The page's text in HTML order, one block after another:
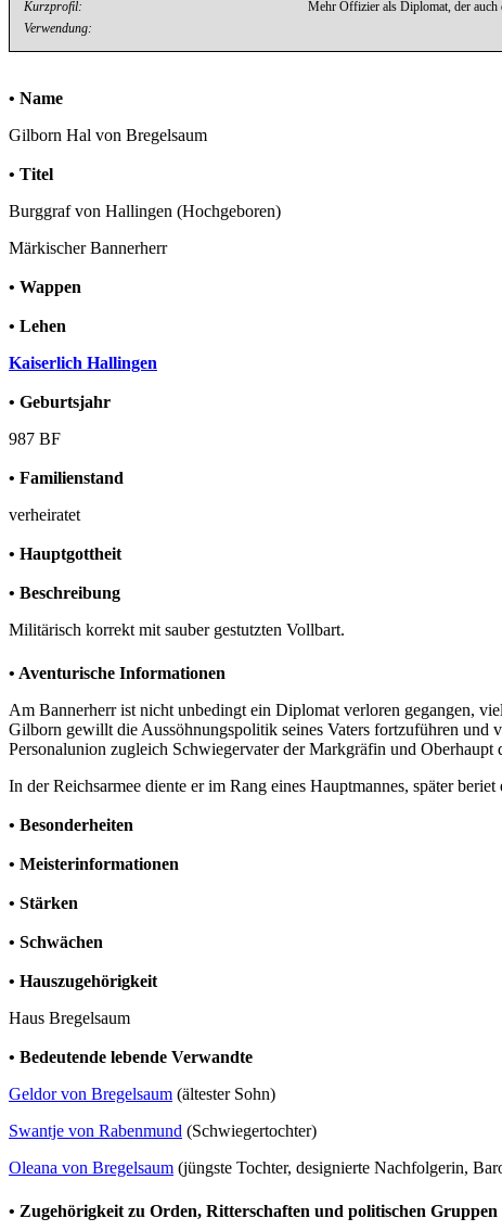
Kurzprofil:
Mehr Offizier als Diplomat, der auch
Verwendung:
• Name
Gilborn Hal von Bregelsaum
• Titel
Burggraf von Hallingen (Hochgeboren)
Märkischer Bannerherr
• Wappen
• Lehen
Kaiserlich Hallingen
• Geburtsjahr
987 BF
• Familienstand
verheiratet
• Hauptgottheit
• Beschreibung
Militärisch korrekt mit sauber gestutzten Vollbart.
• Aventurische Informationen
Am Bannerherr ist nicht unbedingt ein Diplomat verloren gegangen,
Gilborn gewillt die Aussöhnungspolitik seines Vaters fortzuführen und
Personalunion zugleich Schwiegervater der Markgräfin und Oberhaupt
In der Reichsarmee diente er im Rang eines Hauptmannes, später
• Besonderheiten
• Meisterinformationen
• Stärken
• Schwächen
• Hauszugehörigkeit
Haus Bregelsaum
• Bedeutende lebende Verwandte
Geldor von Bregelsaum (ältester Sohn)
Swantje von Rabenmund (Schwiegertochter)
Oleana von Bregelsaum (jüngste Tochter, designierte Nachfolgerin,
• Zugehörigkeit zu Orden, Ritterschaften und politischen Gruppen